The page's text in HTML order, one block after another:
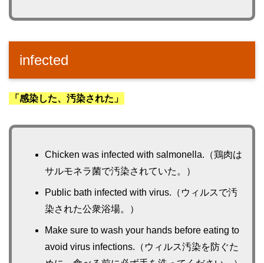
infected
「感染した、汚染された」
Chicken was infected with salmonella.（鶏肉は
サルモネラ菌で汚染されていた。）
Public bath infected with virus.（ウィルスで汚
染された公衆浴場。）
Make sure to wash your hands before eating to
avoid virus infections.（ウィルス汚染を防ぐた